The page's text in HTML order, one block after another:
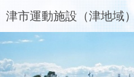
津市運動施設（津地域）